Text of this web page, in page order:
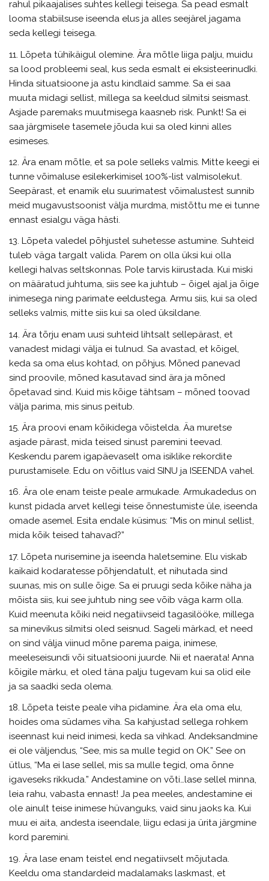
rahul pikaajalises suhtes kellegi teisega. Sa pead esmalt
looma stabiilsuse iseenda elus ja alles seejärel jagama
seda kellegi teisega.
11. Lõpeta tühikäigul olemine. Ära mõtle liiga palju, muidu
sa lood probleemi seal, kus seda esmalt ei eksisteerinudki.
Hinda situatsioone ja astu kindlaid samme. Sa ei saa
muuta midagi sellist, millega sa keeldud silmitsi seismast.
Asjade paremaks muutmisega kaasneb risk. Punkt! Sa ei
saa järgmisele tasemele jõuda kui sa oled kinni alles
esimeses.
12. Ära enam mõtle, et sa pole selleks valmis. Mitte keegi ei
tunne võimaluse esilekerkimisel 100%-list valmisolekut.
Seepärast, et enamik elu suurimatest võimalustest sunnib
meid mugavustsoonist välja murdma, mistõttu me ei tunne
ennast esialgu väga hästi.
13. Lõpeta valedel põhjustel suhetesse astumine. Suhteid
tuleb väga targalt valida. Parem on olla üksi kui olla
kellegi halvas seltskonnas. Pole tarvis kiirustada. Kui miski
on määratud juhtuma, siis see ka juhtub – õigel ajal ja õige
inimesega ning parimate eeldustega. Armu siis, kui sa oled
selleks valmis, mitte siis kui sa oled üksildane.
14. Ära tõrju enam uusi suhteid lihtsalt sellepärast, et
vanadest midagi välja ei tulnud. Sa avastad, et kõigel,
keda sa oma elus kohtad, on põhjus. Mõned panevad
sind proovile, mõned kasutavad sind ära ja mõned
õpetavad sind. Kuid mis kõige tähtsam – mõned toovad
välja parima, mis sinus peitub.
15. Ära proovi enam kõikidega võistelda. Äa muretse
asjade pärast, mida teised sinust paremini teevad.
Keskendu parem igapäevaselt oma isiklike rekordite
purustamisele. Edu on võitlus vaid SINU ja ISEENDA vahel.
16. Ära ole enam teiste peale armukade. Armukadedus on
kunst pidada arvet kellegi teise õnnestumiste üle, iseenda
omade asemel. Esita endale küsimus: “Mis on minul sellist,
mida kõik teised tahavad?”
17. Lõpeta nurisemine ja iseenda haletsemine. Elu viskab
kaikaid kodaratesse põhjendatult, et nihutada sind
suunas, mis on sulle õige. Sa ei pruugi seda kõike näha ja
mõista siis, kui see juhtub ning see võib väga karm olla.
Kuid meenuta kõiki neid negatiivseid tagasilööke, millega
sa minevikus silmitsi oled seisnud. Sageli märkad, et need
on sind välja viinud mõne parema paiga, inimese,
meeleseisundi või situatsiooni juurde. Nii et naerata! Anna
kõigile märku, et oled täna palju tugevam kui sa olid eile
ja sa saadki seda olema.
18. Lõpeta teiste peale viha pidamine. Ära ela oma elu,
hoides oma südames viha. Sa kahjustad sellega rohkem
iseennast kui neid inimesi, keda sa vihkad. Andeksandmine
ei ole väljendus, “See, mis sa mulle tegid on OK.” See on
ütlus, “Ma ei lase sellel, mis sa mulle tegid, oma õnne
igaveseks rikkuda.” Andestamine on võti…lase sellel minna,
leia rahu, vabasta ennast! Ja pea meeles, andestamine ei
ole ainult teise inimese hüvanguks, vaid sinu jaoks ka. Kui
muu ei aita, andesta iseendale, liigu edasi ja ürita järgmine
kord paremini.
19. Ära lase enam teistel end negatiivselt mõjutada.
Keeldu oma standardeid madalamaks laskmast, et